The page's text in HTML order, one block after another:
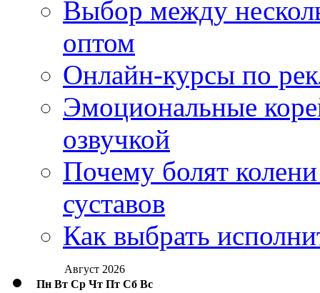
Выбор между
оптом
Онлайн-курсы по
Эмоциональные
озвучкой
Почему болят
суставов
Как выбрать
Август 2026
Пн Вт Ср Чт Пт Сб Вс